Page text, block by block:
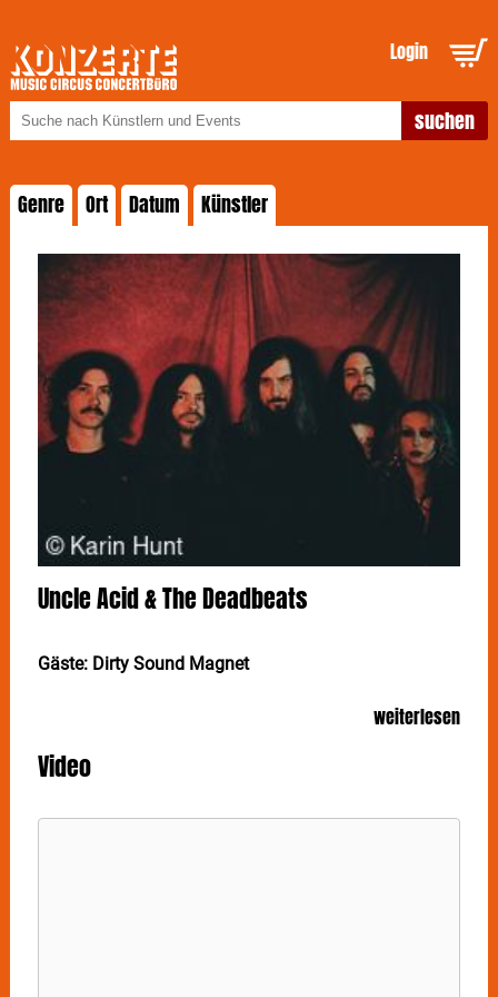
Login
Genre Ort Datum Künstler
Uncle Acid & The Deadbeats
Gäste: Dirty Sound Magnet
Doom-Metal bringt man nicht unbedingt mit
ausgeklügelten Konzept-Alben in Verbindung – außer
bei UNCLE ACID & THE DEADBEATS. Am 26. Juni
sind die Briten, die als eine der spannendsten Bands
Gast.
weiterlesen
Video